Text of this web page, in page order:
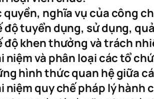
quyền, nghĩa vụ của công
độ tuyển dụng, sử dụng,
độ khen thưởng và trách
niệm và phân loại các tổ
hình thức quan hệ giữa
niệm quy chế pháp lý hành